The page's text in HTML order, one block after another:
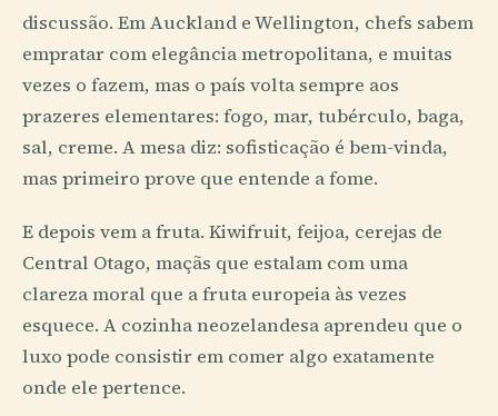
discussão. Em Auckland e Wellington, chefs sabem
empratar com elegância metropolitana, e muitas
vezes o fazem, mas o país volta sempre aos
prazeres elementares: fogo, mar, tubérculo, baga,
sal, creme. A mesa diz: sofisticação é bem-vinda,
mas primeiro prove que entende a fome.
E depois vem a fruta. Kiwifruit, feijoa, cerejas de
Central Otago, maçãs que estalam com uma
clareza moral que a fruta europeia às vezes
esquece. A cozinha neozelandesa aprendeu que o
luxo pode consistir em comer algo exatamente
onde ele pertence.